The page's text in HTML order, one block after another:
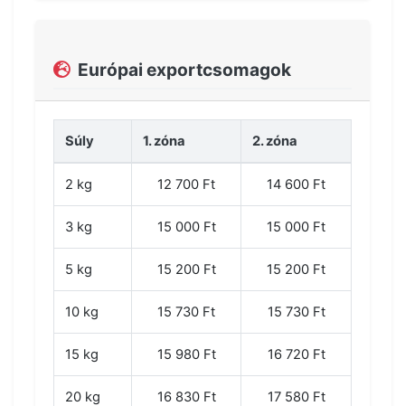
Európai exportcsomagok
Súly 1. zóna 2. zóna
2 kg 12 700 Ft 14 600 Ft
3 kg 15 000 Ft 15 000 Ft
5 kg 15 200 Ft 15 200 Ft
10 kg 15 730 Ft 15 730 Ft
15 kg 15 980 Ft 16 720 Ft
20 kg 16 830 Ft 17 580 Ft